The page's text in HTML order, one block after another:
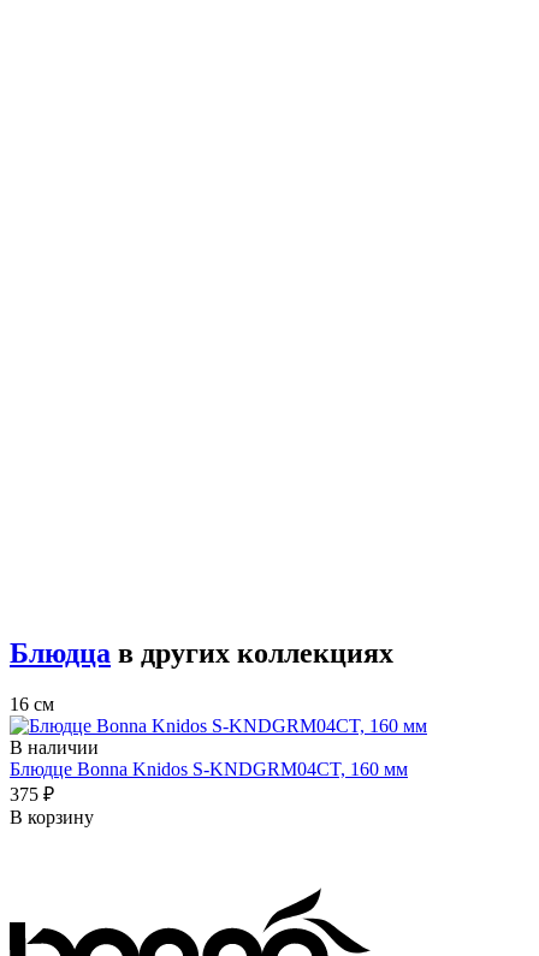
Блюдца в других коллекциях
16 см
В наличии
Блюдце Bonna Knidos S-KNDGRM04CT, 160 мм
375 ₽
В корзину